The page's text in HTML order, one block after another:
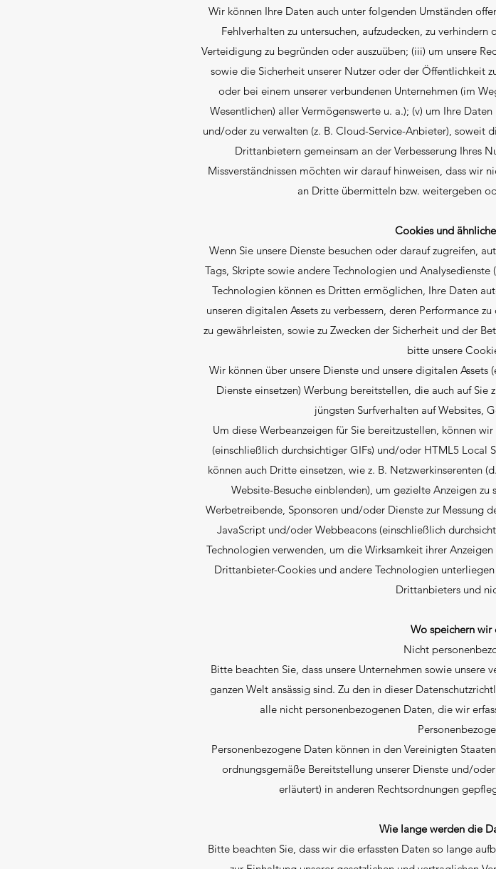
Wir können Ihre Daten auch unter folgenden Umständen
Fehlverhalten zu untersuchen, aufzudecken, zu
Verteidigung zu begründen oder auszuüben; (iii) um unsere
sowie die Sicherheit unserer Nutzer oder der Öffentlichkeit
oder bei einem unserer verbundenen Unternehmen (im
Wesentlichen) aller Vermögenswerte u. a.); (v) um Ihre
und/oder zu verwalten (z. B. Cloud-Service-Anbieter), soweit
Drittanbietern gemeinsam an der Verbesserung Ihres
Missverständnissen möchten wir darauf hinweisen, dass wir
an Dritte übermitteln bzw. weitergeben
Cookies und
Wenn Sie unsere Dienste besuchen oder darauf zugreifen,
Tags, Skripte sowie andere Technologien und
Technologien können es Dritten ermöglichen, Ihre Daten
unseren digitalen Assets zu verbessern, deren Performance
zu gewährleisten, sowie zu Zwecken der Sicherheit und der
bitte unsere
Wir können über unsere Dienste und unsere digitalen
Dienste einsetzen) Werbung bereitstellen, die auch auf Sie
jüngsten Surfverhalten auf Websites,
Um diese Werbeanzeigen für Sie bereitzustellen, können
(einschließlich durchsichtiger GIFs) und/oder HTML5 Local
können auch Dritte einsetzen, wie z. B. Netzwerkinserenten
Website-Besuche einblenden), um gezielte Anzeigen
Werbetreibende, Sponsoren und/oder Dienste zur Messung
JavaScript und/oder Webbeacons (einschließlich
Technologien verwenden, um die Wirksamkeit ihrer
Drittanbieter-Cookies und andere Technologien
Drittanbieters und
Wo speichern wir
Nicht
Bitte beachten Sie, dass unsere Unternehmen sowie
ganzen Welt ansässig sind. Zu den in dieser
alle nicht personenbezogenen Daten, die wir
Personenbezogene Daten können in den Vereinigten
ordnungsgemäße Bereitstellung unserer Dienste und/
erläutert) in anderen Rechtsordnungen
Wie lange werden die
Bitte beachten Sie, dass wir die erfassten Daten so lange